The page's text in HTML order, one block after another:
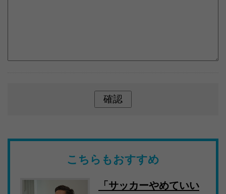
こちらもおすすめ
「サッカーやめていい